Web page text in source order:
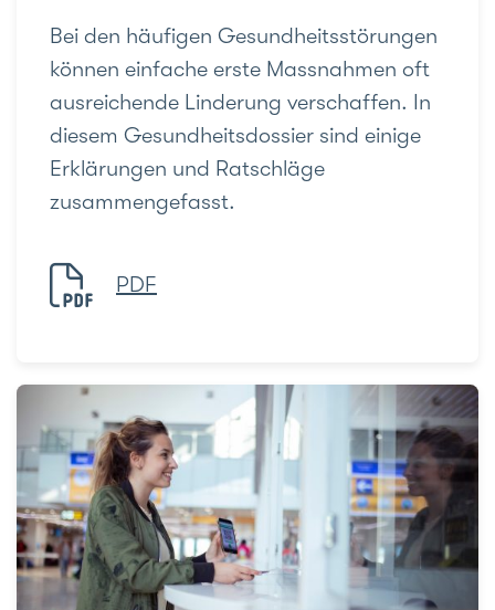
Bei den häufigen Gesundheitsstörungen
können einfache erste Massnahmen oft
ausreichende Linderung verschaffen. In
diesem Gesundheitsdossier sind einige
Erklärungen und Ratschläge
zusammengefasst.
PDF